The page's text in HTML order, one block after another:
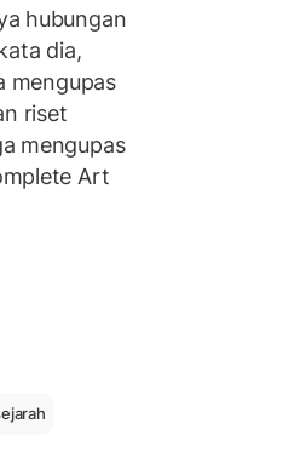
hubungan
dia,
mengupas
riset
mengupas
Art